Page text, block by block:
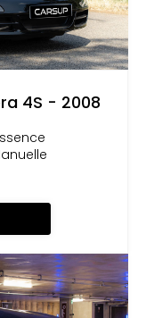
4S - 2008